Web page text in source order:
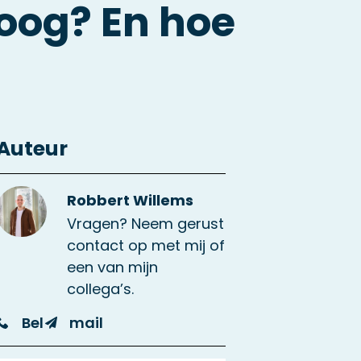
En hoe
Robbert Willems
Vragen? Neem gerust
contact op met mij of
een van mijn
collega’s.
Bel
mail